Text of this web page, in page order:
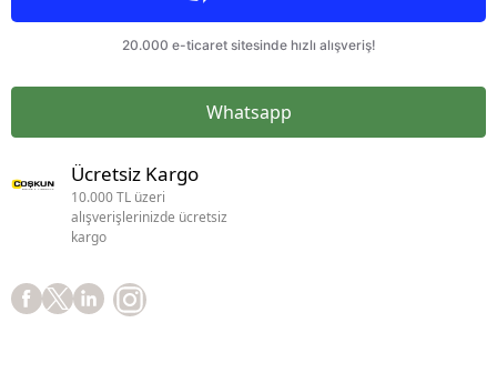
Whatsapp
Ücretsiz Kargo
10.000 TL üzeri
alışverişlerinizde ücretsiz
kargo